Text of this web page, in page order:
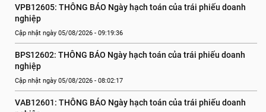
VPB12605: THÔNG BÁO Ngày hạch toán của trái phiếu doanh
nghiệp
Cập nhật ngày 05/08/2026 - 09:19:36
BPS12602: THÔNG BÁO Ngày hạch toán của trái phiếu doanh
nghiệp
Cập nhật ngày 05/08/2026 - 08:02:17
VAB12601: THÔNG BÁO Ngày hạch toán của trái phiếu doanh